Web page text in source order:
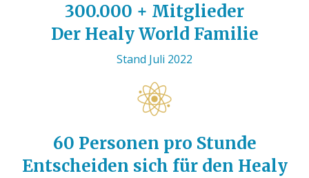
300.000 + Mitglieder
Der Healy World Familie
Stand Juli 2022
60 Personen pro Stunde
Entscheiden sich für den Healy